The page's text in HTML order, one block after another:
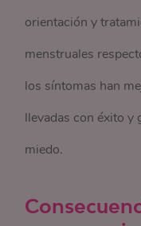
orientación y
menstruales
los síntomas han
llevadas con éxito y
miedo.